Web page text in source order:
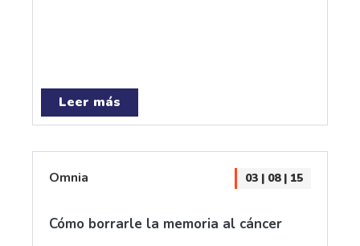
Leer más
Omnia 03 | 08 | 15
Cómo borrarle la memoria al cáncer